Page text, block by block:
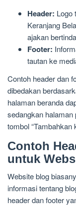
Header: Logo
Keranjang
ajakan
Footer:
tautan ke
Contoh header dan
dibedakan
halaman beranda
sedangkan
tombol “Tambahkan
Contoh
untuk
Website blog
informasi tentang
header dan footer